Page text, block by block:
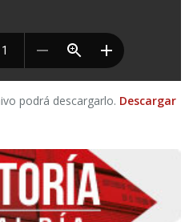
podrá descargarlo. Descargar